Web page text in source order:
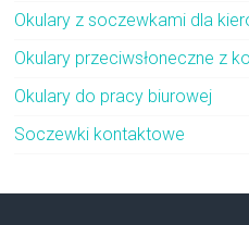
Okulary z soczewkami dla
Okulary przeciwsłoneczne z
Okulary do pracy biurowej
Soczewki kontaktowe